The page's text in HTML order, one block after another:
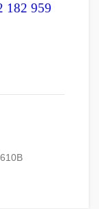
182 959